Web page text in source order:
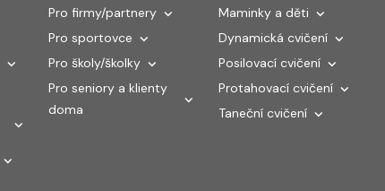
Pro firmy/partnery
Pro sportovce
Pro školy/školky
Pro seniory a klienty
doma
Maminky a děti
Dynamická cvičení
Posilovací cvičení
Protahovací cvičení
Taneční cvičení